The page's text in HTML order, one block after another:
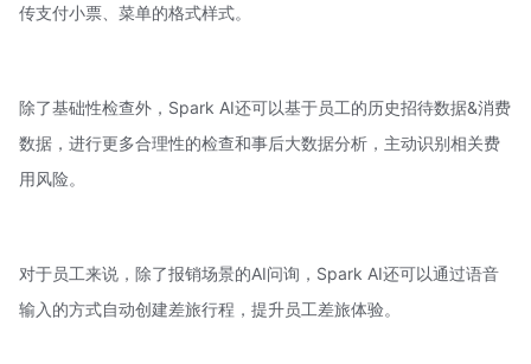
传支付小票、菜单的格式样式。
除了基础性检查外，Spark AI还可以基于员工的历史招待数据&消费
数据，进行更多合理性的检查和事后大数据分析，主动识别相关费
用风险。
对于员工来说，除了报销场景的AI问询，Spark AI还可以通过语音
输入的方式自动创建差旅行程，提升员工差旅体验。